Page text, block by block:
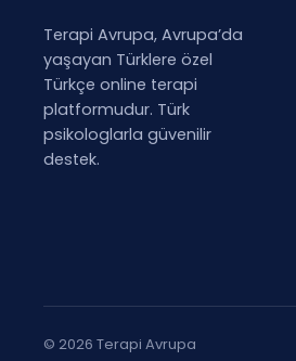
Terapi Avrupa, Avrupa’da
yaşayan Türklere özel
Türkçe online terapi
platformudur. Türk
psikologlarla güvenilir
destek.
© 2026 Terapi Avrupa